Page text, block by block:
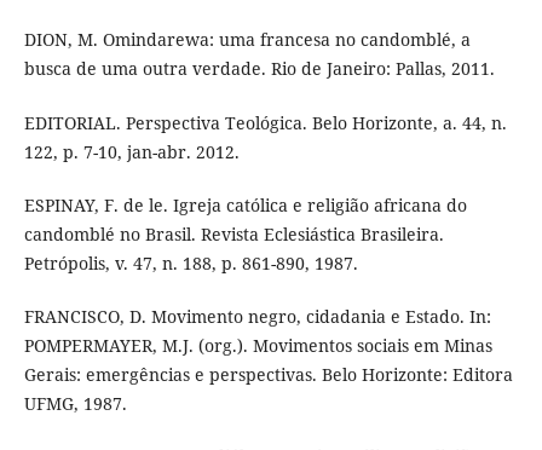
DION, M. Omindarewa: uma francesa no candomblé, a
busca de uma outra verdade. Rio de Janeiro: Pallas, 2011.
EDITORIAL. Perspectiva Teológica. Belo Horizonte, a. 44, n.
122, p. 7-10, jan-abr. 2012.
ESPINAY, F. de le. Igreja católica e religião africana do
candomblé no Brasil. Revista Eclesiástica Brasileira.
Petrópolis, v. 47, n. 188, p. 861-890, 1987.
FRANCISCO, D. Movimento negro, cidadania e Estado. In:
POMPERMAYER, M.J. (org.). Movimentos sociais em Minas
Gerais: emergências e perspectivas. Belo Horizonte: Editora
UFMG, 1987.